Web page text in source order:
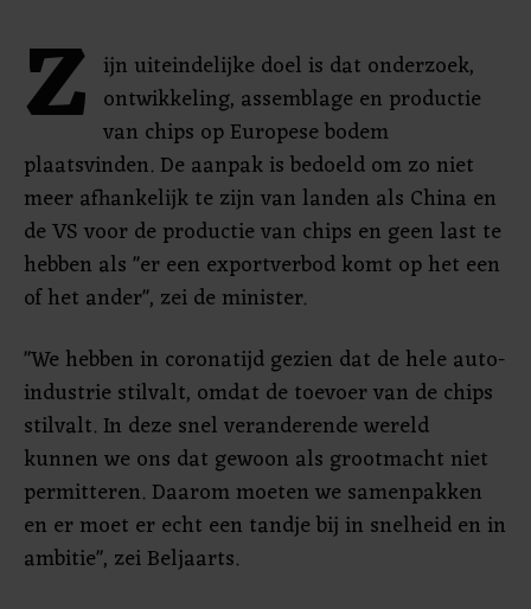
Z ijn uiteindelijke doel is dat onderzoek,
ontwikkeling, assemblage en productie
van chips op Europese bodem
plaatsvinden. De aanpak is bedoeld om zo niet
meer afhankelijk te zijn van landen als China en
de VS voor de productie van chips en geen last te
hebben als "er een exportverbod komt op het een
of het ander", zei de minister.
"We hebben in coronatijd gezien dat de hele auto-
industrie stilvalt, omdat de toevoer van de chips
stilvalt. In deze snel veranderende wereld
kunnen we ons dat gewoon als grootmacht niet
permitteren. Daarom moeten we samenpakken
en er moet er echt een tandje bij in snelheid en in
ambitie", zei Beljaarts.